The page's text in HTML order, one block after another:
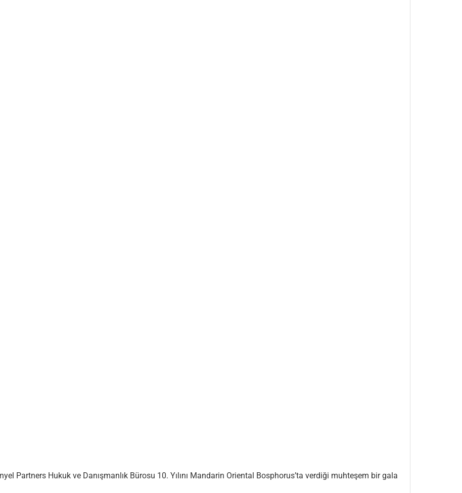
Partners Hukuk ve Danışmanlık Bürosu 10. Yılını Mandarin Oriental Bosphorus’ta verdiği muhteşem bir gala